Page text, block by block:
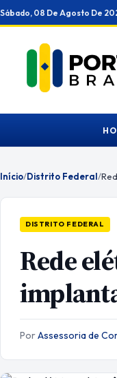
Ir
para
conteúdo
Sábado, 08 De Agosto De
Início/Distrito Federal/
DISTRITO FEDERAL
Rede
PorAssessoria de